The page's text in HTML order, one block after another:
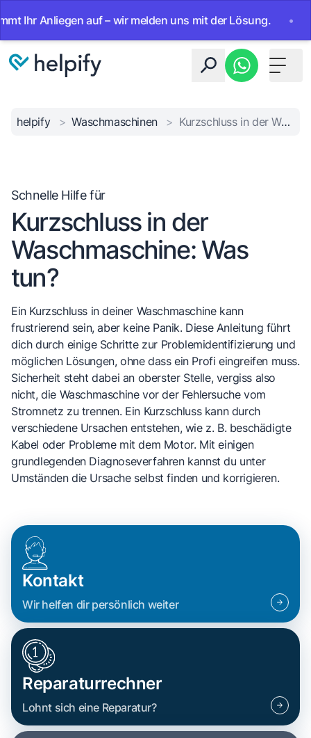
auf – wir melden uns mit der Lösung. • Ab
Toggle
helpify > Waschmaschinen > Kurzschluss in der Waschmaschine: Was tun?
Schnelle Hilfe für
Kurzschluss in der
Waschmaschine: Was
tun?
Ein Kurzschluss in deiner Waschmaschine kann
frustrierend sein, aber keine Panik. Diese Anleitung führt
dich durch einige Schritte zur Problemidentifizierung und
möglichen Lösungen, ohne dass ein Profi eingreifen muss.
Sicherheit steht dabei an oberster Stelle, vergiss also
nicht, die Waschmaschine vor der Fehlersuche vom
Stromnetz zu trennen. Ein Kurzschluss kann durch
verschiedene Ursachen entstehen, wie z. B. beschädigte
Kabel oder Probleme mit dem Motor. Mit einigen
grundlegenden Diagnoseverfahren kannst du unter
Umständen die Ursache selbst finden und korrigieren.
Kontakt
Wir helfen dir persönlich weiter
Reparaturrechner
Lohnt sich eine Reparatur?